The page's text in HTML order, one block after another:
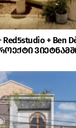
Red5studio + Ben